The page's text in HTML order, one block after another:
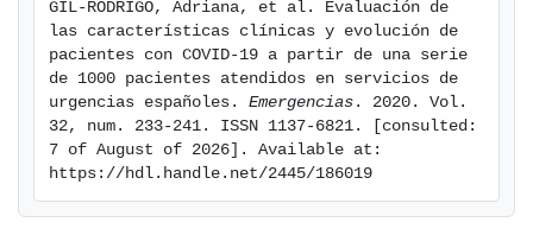
asociaron independientemente y de forma directa a
peores resultados evolutivos (tanto a mortalidad
como a evento combinado) fueron edad y obesidad;
las variables clínicas fueron disminución de
consciencia y crepitantes a la auscultación pulmonar, y
de forma inversa cefalea; y las variables de resultados
pulmonares bilaterales y cardiomegalia radiológicos, y
GIL-RODRIGO, Adriana, et al. Evaluación de
las características clínicas y evolución de
pacientes con COVID-19 a partir de una serie
de 1000 pacientes atendidos en servicios de
urgencias españoles. Emergencias . 2020. Vol.
32, num. 233-241. ISSN 1137-6821. [consulted:
7 of August of 2026]. Available at:
https://hdl.handle.net/2445/186019